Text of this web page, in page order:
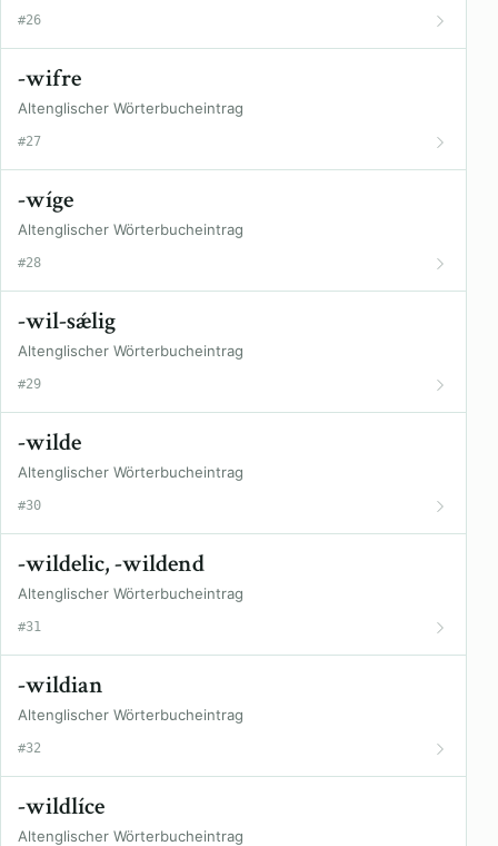
#26
-wifre
Altenglischer Wörterbucheintrag
#27
-wíge
Altenglischer Wörterbucheintrag
#28
-wil-sǽlig
Altenglischer Wörterbucheintrag
#29
-wilde
Altenglischer Wörterbucheintrag
#30
-wildelic, -wildend
Altenglischer Wörterbucheintrag
#31
-wildian
Altenglischer Wörterbucheintrag
#32
-wildlíce
Altenglischer Wörterbucheintrag